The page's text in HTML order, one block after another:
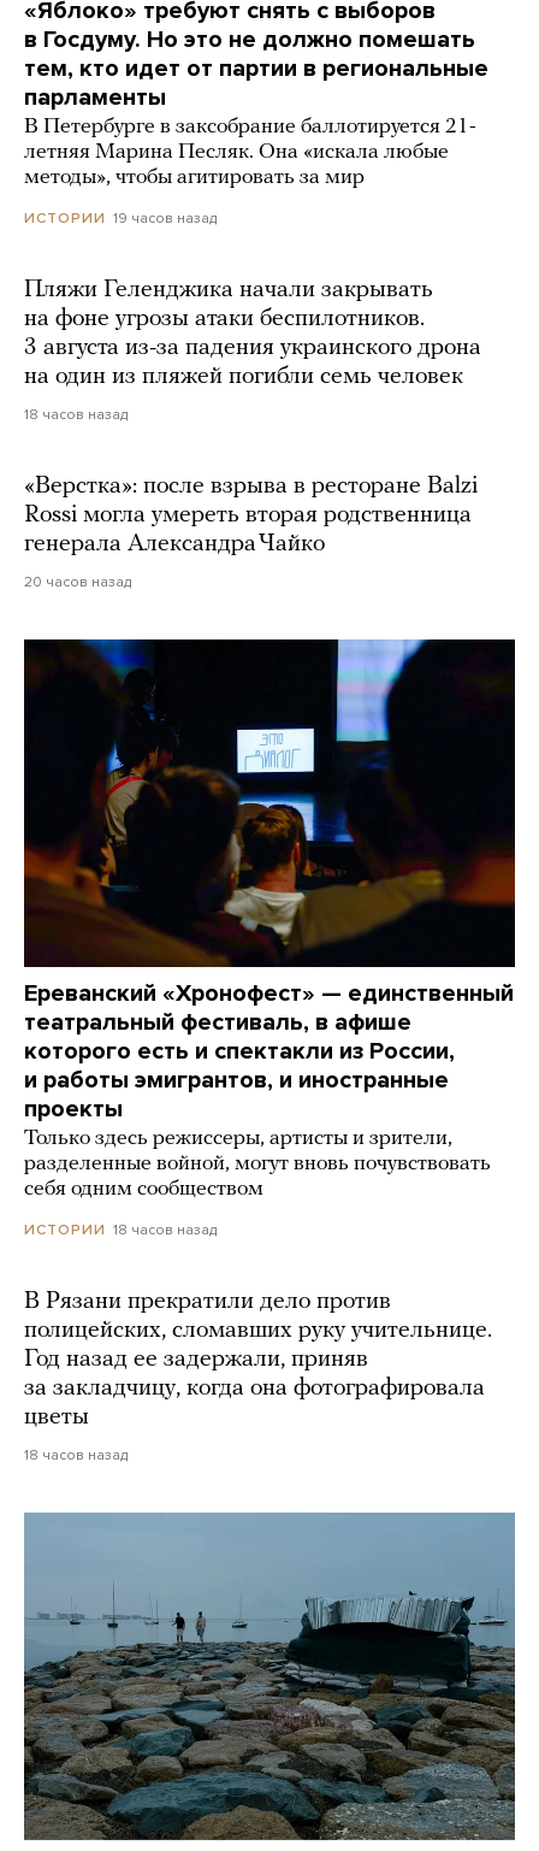
«Яблоко» требуют снять с выборов
в Госдуму. Но это не должно помешать
тем, кто идет от партии в региональные
парламенты
В Петербурге в заксобрание баллотируется 21-
летняя Марина Песляк. Она «искала любые
методы», чтобы агитировать за мир
ИСТОРИИ 19 часов назад
Пляжи Геленджика начали закрывать
на фоне угрозы атаки беспилотников.
3 августа из-за падения украинского дрона
на один из пляжей погибли семь человек
18 часов назад
«Верстка»: после взрыва в ресторане Balzi
Rossi могла умереть вторая родственница
генерала Александра Чайко
20 часов назад
Ереванский «Хронофест» — единственный
театральный фестиваль, в афише
которого есть и спектакли из России,
и работы эмигрантов, и иностранные
проекты
Только здесь режиссеры, артисты и зрители,
разделенные войной, могут вновь почувствовать
себя одним сообществом
ИСТОРИИ 18 часов назад
В Рязани прекратили дело против
полицейских, сломавших руку учительнице.
Год назад ее задержали, приняв
за закладчицу, когда она фотографировала
цветы
18 часов назад